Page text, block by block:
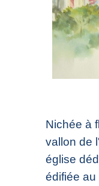
Nichée à
vallon de
église
édifiée